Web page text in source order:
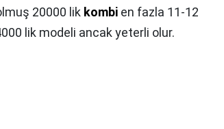
20000 lik kombi en fazla 11-12
lik modeli ancak yeterli olur.